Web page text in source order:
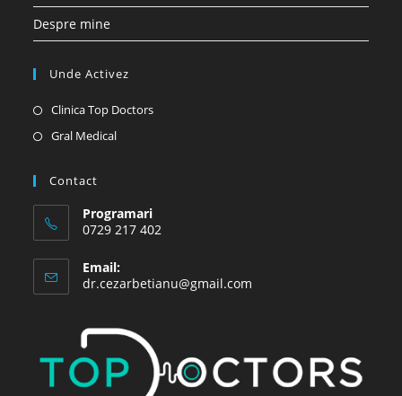
Despre mine
Unde Activez
Clinica Top DoctorsOpens
Gral MedicalOpens
tab
Contact
Programari
0729 217 402
Email:
dr.cezarbetianu@gmail.com